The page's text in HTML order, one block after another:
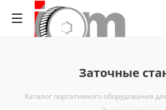
Заточные
Каталог портативного оборудования